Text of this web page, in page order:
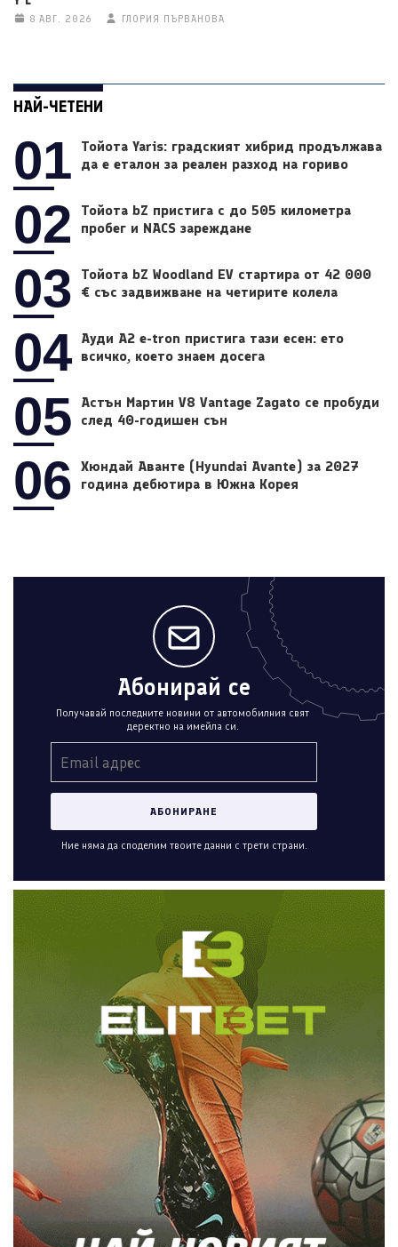
8 АВГ. 2026 ГЛОРИЯ ПЪРВАНОВА
НАЙ-ЧЕТЕНИ
01
Тойота Yaris: градският хибрид продължава
да е еталон за реален разход на гориво
02
Тойота bZ пристига с до 505 километра
пробег и NACS зареждане
03
Тойота bZ Woodland EV стартира от 42 000
€ със задвижване на четирите колела
04 Ауди A2 e-tron пристига тази есен: ето
всичко, което знаем досега
05
Астън Мартин V8 Vantage Zagato се пробуди
след 40-годишен сън
06
Хюндай Аванте (Hyundai Avante) за 2027
година дебютира в Южна Корея
Абонирай се
Получавай последните новини от автомобилния свят
деректно на имейла си.
Ние няма да споделим твоите данни с трети страни.